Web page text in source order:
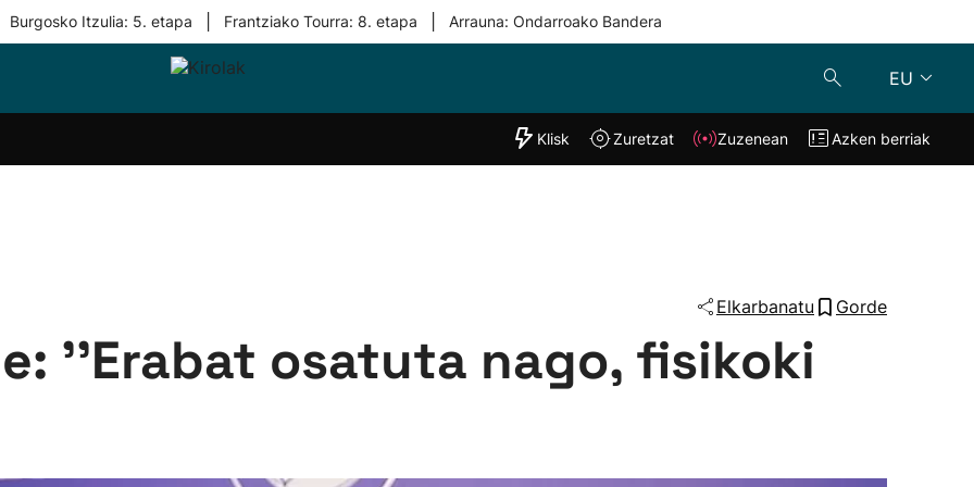
Burgosko Itzulia: 5. etapa Frantziako Tourra: 8. etapa Arrauna: Ondarroako Bandera
EU
Taldeak
"Helmuga"
Klisk Zuzenean
Klisk Zuretzat Zuzenean Azken berriak
Elkarbanatu Gorde
''Erabat osatuta nago, fisikoki